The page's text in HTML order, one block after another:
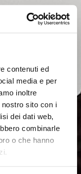
contenuti ed
media e per
inoltre
sito con i
dei dati web,
combinarle
o che hanno